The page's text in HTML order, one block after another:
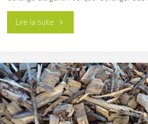
Lire la suite"Le
vêtement
du
SYDEM